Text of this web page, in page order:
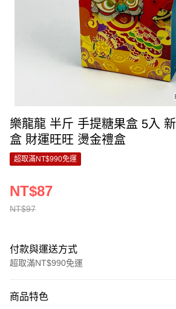
樂龍龍 半斤 手提糖果盒 5入 新年禮盒 年節禮
盒 財運旺旺 燙金禮盒
超取滿NT$990免運
NT$97
NT$87
付款與運送方式
超取滿NT$990免運
信用卡一次付款
商品特色